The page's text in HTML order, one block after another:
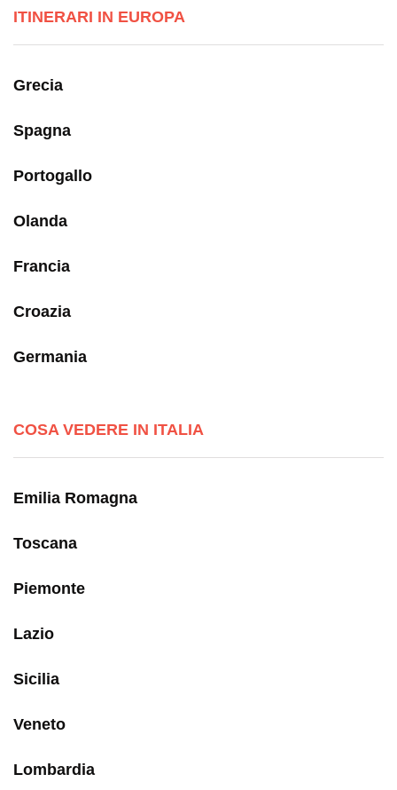
ITINERARI IN EUROPA
Grecia
Spagna
Portogallo
Olanda
Francia
Croazia
Germania
COSA VEDERE IN ITALIA
Emilia Romagna
Toscana
Piemonte
Lazio
Sicilia
Veneto
Lombardia